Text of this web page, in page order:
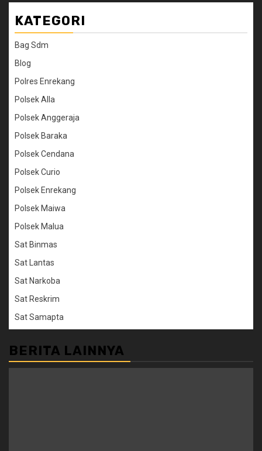
KATEGORI
Bag Sdm
Blog
Polres Enrekang
Polsek Alla
Polsek Anggeraja
Polsek Baraka
Polsek Cendana
Polsek Curio
Polsek Enrekang
Polsek Maiwa
Polsek Malua
Sat Binmas
Sat Lantas
Sat Narkoba
Sat Reskrim
Sat Samapta
BERITA LAINNYA